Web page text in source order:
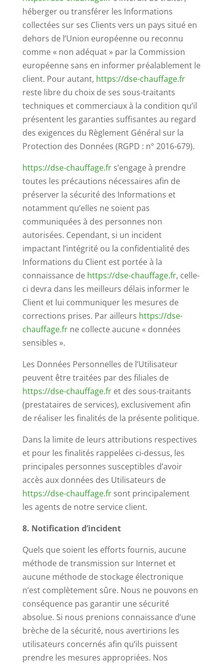
héberger ou transférer les Informations
collectées sur ses Clients vers un pays situé en
dehors de l’Union européenne ou reconnu
comme « non adéquat » par la Commission
européenne sans en informer préalablement le
client. Pour autant, https://dse-chauffage.fr
reste libre du choix de ses sous-traitants
techniques et commerciaux à la condition qu’il
présentent les garanties suffisantes au regard
des exigences du Règlement Général sur la
Protection des Données (RGPD : n° 2016-679).
https://dse-chauffage.frs’engage à prendre
toutes les précautions nécessaires afin de
préserver la sécurité des Informations et
notamment qu’elles ne soient pas
communiquées à des personnes non
autorisées. Cependant, si un incident
impactant l’intégrité ou la confidentialité des
Informations du Client est portée à la
connaissance de https://dse-chauffage.fr, celle-
ci devra dans les meilleurs délais informer le
Client et lui communiquer les mesures de
corrections prises. Par ailleurs https://dse-
chauffage.frne collecte aucune « données
sensibles ».
Les Données Personnelles de l’Utilisateur
peuvent être traitées par des filiales de
https://dse-chauffage.fret des sous-traitants
(prestataires de services), exclusivement afin
de réaliser les finalités de la présente politique.
Dans la limite de leurs attributions respectives
et pour les finalités rappelées ci-dessus, les
principales personnes susceptibles d’avoir
accès aux données des Utilisateurs de
https://dse-chauffage.frsont principalement
les agents de notre service client.
8. Notification d’incident
Quels que soient les efforts fournis, aucune
méthode de transmission sur Internet et
aucune méthode de stockage électronique
n’est complètement sûre. Nous ne pouvons en
conséquence pas garantir une sécurité
absolue. Si nous prenions connaissance d’une
brèche de la sécurité, nous avertirions les
utilisateurs concernés afin qu’ils puissent
prendre les mesures appropriées. Nos